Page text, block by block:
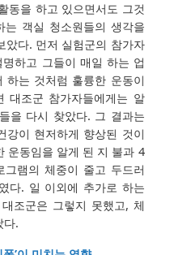
동을 하고 있으면서도 그것
객실 청소원들의 생각을
았다. 먼저 실험군의 참가자
하고 그들이 매일 하는 업
하는 것처럼 훌륭한 운동이
대조군 참가자들에게는 알
을 다시 찾았다. 그 결과는
강이 현저하게 향상된 것이
운동임을 알게 된 지 불과 4
램의 체중이 줄고 두드러
다. 일 이외에 추가로 하는
조군은 그렇지 못했고, 체
다.